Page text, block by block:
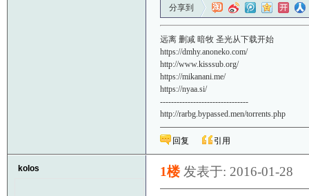
分享到
远离 删减 暗牧 圣光从下载开始
https://dmhy.anoneko.com/
http://www.kisssub.org/
https://mikanani.me/
https://nyaa.si/
--------------------------------
http://rarbg.bypassed.men/torrents.php
回复 引用
kolos 1楼 发表于: 2016-01-28